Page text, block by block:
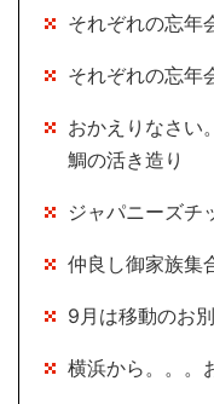
それぞれの忘年
それぞれの忘年
おかえりなさい
鯛の活き造り
ジャパニーズチ
仲良し御家族集
9月は移動のお
横浜から。。。